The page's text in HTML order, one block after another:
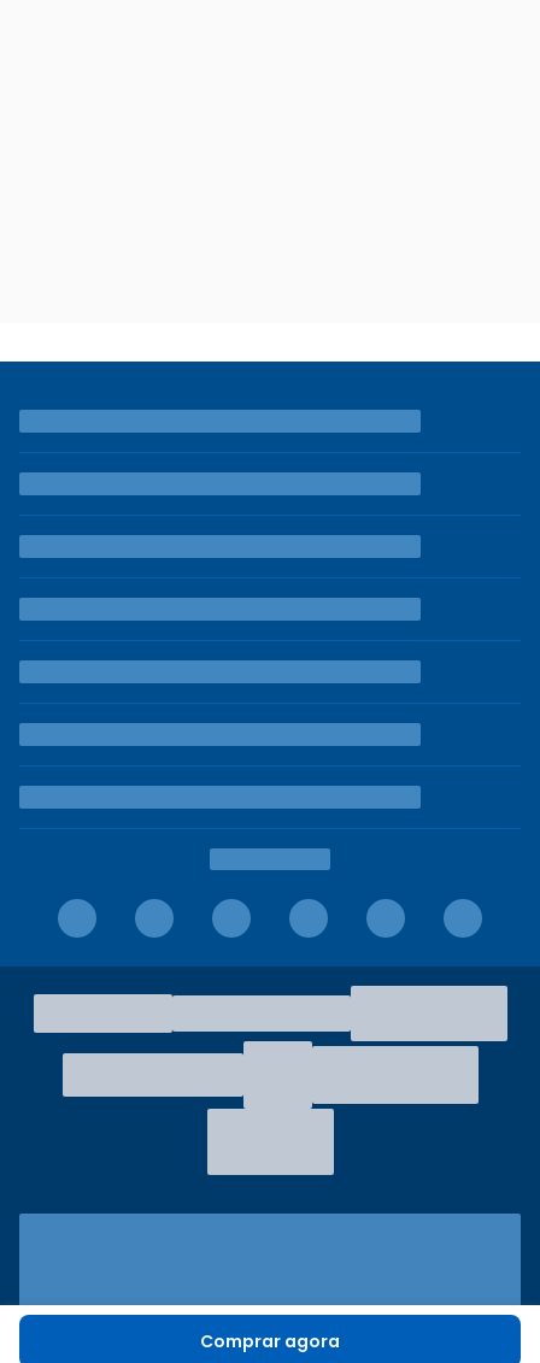
Comprar agora